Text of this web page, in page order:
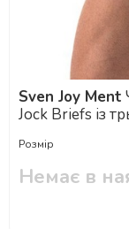
Sven Joy Ment
Jock Briefs із
Розмір
Немає в